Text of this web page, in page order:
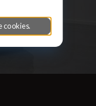
cookies.